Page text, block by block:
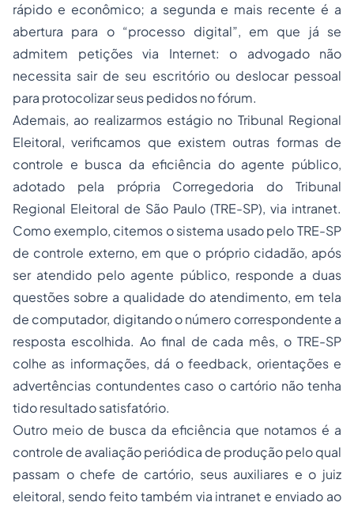
rápido e econômico; a segunda e mais recente é a
abertura para o “processo digital”, em que já se
admitem petições via Internet: o advogado não
necessita sair de seu escritório ou deslocar pessoal
para protocolizar seus pedidos no fórum.
Ademais, ao realizarmos estágio no Tribunal Regional
Eleitoral, verificamos que existem outras formas de
controle e busca da eficiência do agente público,
adotado pela própria Corregedoria do Tribunal
Regional Eleitoral de São Paulo (TRE-SP), via intranet.
Como exemplo, citemos o sistema usado pelo TRE-SP
de controle externo, em que o próprio cidadão, após
ser atendido pelo agente público, responde a duas
questões sobre a qualidade do atendimento, em tela
de computador, digitando o número correspondente a
resposta escolhida. Ao final de cada mês, o TRE-SP
colhe as informações, dá o feedback, orientações e
advertências contundentes caso o cartório não tenha
tido resultado satisfatório.
Outro meio de busca da eficiência que notamos é a
controle de avaliação periódica de produção pelo qual
passam o chefe de cartório, seus auxiliares e o juiz
eleitoral, sendo feito também via intranet e enviado ao